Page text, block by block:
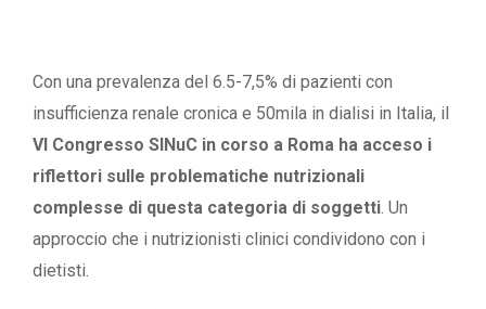
Con una prevalenza del 6.5-7,5% di pazienti con
insufficienza renale cronica e 50mila in dialisi in Italia, il
VI Congresso SINuC in corso a Roma ha acceso i
riflettori sulle problematiche nutrizionali
complesse di questa categoria di soggetti. Un
approccio che i nutrizionisti clinici condividono con i
dietisti.